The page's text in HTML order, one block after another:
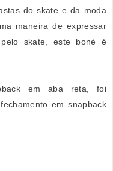
do skate e da moda
maneira de expressar
skate, este boné é
em aba reta, foi
em snapback